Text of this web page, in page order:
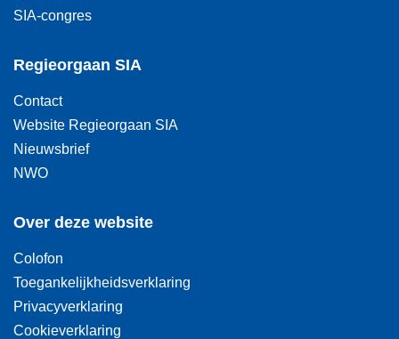
SIA-congres
Regieorgaan SIA
Contact
Website Regieorgaan SIA
Nieuwsbrief
NWO
Over deze website
Colofon
Toegankelijkheidsverklaring
Privacyverklaring
Cookieverklaring